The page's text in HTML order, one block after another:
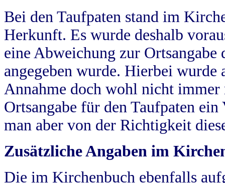
Bei den Taufpaten stand im
Herkunft. Es wurde deshalb
eine Abweichung zur
angegeben wurde. Hierbei wurde
Annahme doch wohl nicht
Ortsangabe für den Taufpaten
man aber von der Richtigkeit
Zusätzliche Angaben im
Die im Kirchenbuch ebenfalls